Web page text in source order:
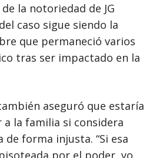
la notoriedad de JG
caso sigue siendo la
que permaneció varios
tras ser impactado en la
aseguró que estaría
la familia si considera
forma injusta. “Si esa
por el poder, yo,